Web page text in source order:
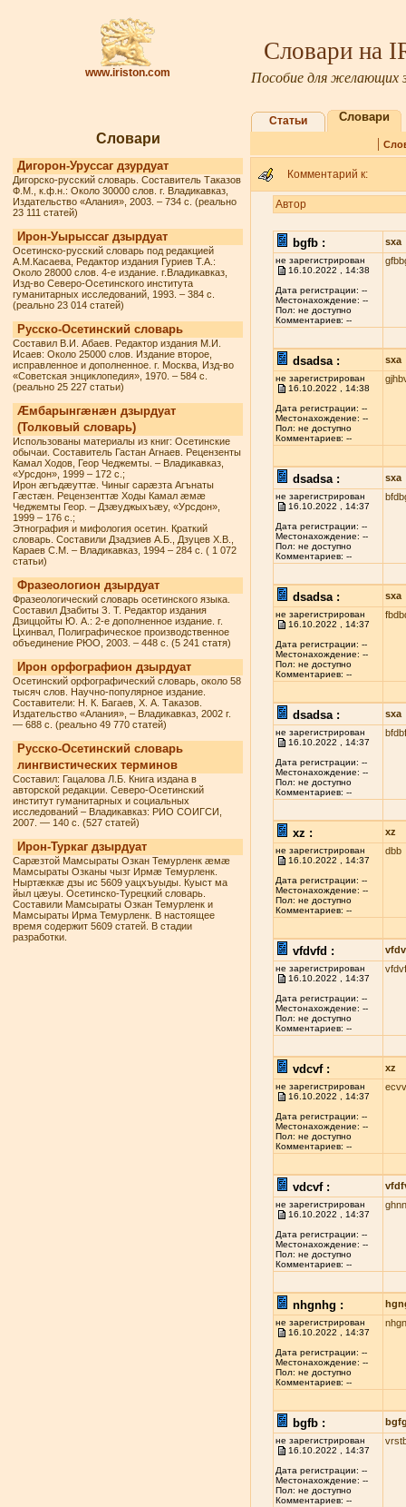
www.iriston.com
Словари на
Пособие для желающих
Словари
Дигорон-Уруссаг дзурдуат
Дигорско-русский словарь. Составитель Таказов
Ф.М., к.ф.н.: Около 30000 слов. г. Владикавказ,
Издательство «Алания», 2003. – 734 с. (реально
23 111 статей)
Ирон-Уырыссаг дзырдуат
Осетинско-русский словарь под редакцией
А.М.Касаева, Редактор издания Гуриев Т.А.:
Около 28000 слов. 4-е издание. г.Владикавказ,
Изд-во Северо-Осетинского института
гуманитарных исследований, 1993. – 384 с.
(реально 23 014 статей)
Русско-Осетинский словарь
Составил В.И. Абаев. Редактор издания М.И.
Исаев: Около 25000 слов. Издание второе,
исправленное и дополненное. г. Москва, Изд-во
«Советская энциклопедия», 1970. – 584 с.
(реально 25 227 статьи)
Æмбарынгæнæн дзырдуат
(Толковый словарь)
Использованы материалы из книг: Осетинские
обычаи. Составитель Гастан Агнаев. Рецензенты
Камал Ходов, Геор Чеджемты. – Владикавказ,
«Урсдон», 1999 – 172 с.;
Ирон æгъдæуттæ. Чиныг сарæзта Агънаты
Гæстæн. Рецензенттæ Ходы Камал æмæ
Чеджемты Геор. – Дзæуджыхъæу, «Урсдон»,
1999 – 176 с.;
Этнография и мифология осетин. Краткий
словарь. Составили Дзадзиев А.Б., Дзуцев Х.В.,
Караев С.М. – Владикавказ, 1994 – 284 с. ( 1 072
статьи)
Фразеологион дзырдуат
Фразеологический словарь осетинского языка.
Составил Дзабиты З. Т. Редактор издания
Дзиццойты Ю. А.: 2-е дополненное издание. г.
Цхинвал, Полиграфическое производственное
объединение РЮО, 2003. – 448 с. (5 241 статя)
Ирон орфографион дзырдуат
Осетинский орфографический словарь, около 58
тысяч слов. Научно-популярное издание.
Составители: Н. К. Багаев, Х. А. Таказов.
Издательство «Алания», – Владикавказ, 2002 г.
— 688 с. (реально 49 770 статей)
Русско-Осетинский словарь
лингвистических терминов
Составил: Гацалова Л.Б. Книга издана в
авторской редакции. Северо-Осетинский
институт гуманитарных и социальных
исследований – Владикавказ: РИО СОИГСИ,
2007. — 140 с. (527 статей)
Ирон-Туркаг дзырдуат
Сарæзтой Мамсыраты Озкан Темурленк æмæ
Мамсыраты Озканы чызг Ирмæ Темурленк.
Ныртæккæ дзы ис 5609 уацхъуыды. Куыст ма
йыл цæуы. Осетинско-Турецкий словарь.
Составили Мамсыраты Озкан Темурленк и
Мамсыраты Ирма Темурленк. В настоящее
время содержит 5609 статей. В стадии
разработки.
Статьи Словари
|
Комментарий к:
Автор
bgfb :
sxa
не зарегистрирован
16.10.2022 , 14:38
Дата регистрации: --
Местонахождение: --
Пол: не доступно
Комментариев: --
dsadsa : sxa
не зарегистрирован
16.10.2022 , 14:38
Дата регистрации: --
Местонахождение: --
Пол: не доступно
Комментариев: --
dsadsa : sxa
не зарегистрирован
16.10.2022 , 14:37
Дата регистрации: --
Местонахождение: --
Пол: не доступно
Комментариев: --
dsadsa : sxa
не зарегистрирован
16.10.2022 , 14:37
Дата регистрации: --
Местонахождение: --
Пол: не доступно
Комментариев: --
dsadsa : sxa
не зарегистрирован
16.10.2022 , 14:37
Дата регистрации: --
Местонахождение: --
Пол: не доступно
Комментариев: --
bfdbf
xz : xz
не зарегистрирован
16.10.2022 , 14:37
Дата регистрации: --
Местонахождение: --
Пол: не доступно
Комментариев: --
dbb
vfdvfd : vfdv
не зарегистрирован
16.10.2022 , 14:37
Дата регистрации: --
Местонахождение: --
Пол: не доступно
Комментариев: --
vfdvf
vdcvf : xz
не зарегистрирован
16.10.2022 , 14:37
Дата регистрации: --
Местонахождение: --
Пол: не доступно
Комментариев: --
vdcvf :
не зарегистрирован
16.10.2022 , 14:37
Дата регистрации: --
Местонахождение: --
Пол: не доступно
Комментариев: --
nhgnhg :
не зарегистрирован
16.10.2022 , 14:37
Дата регистрации: --
Местонахождение: --
Пол: не доступно
Комментариев: --
bgfb :
не зарегистрирован
16.10.2022 , 14:37
Дата регистрации: --
Местонахождение: --
Пол: не доступно
Комментариев: --